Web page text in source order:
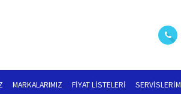
MARKALARIMIZ FIYAT LISTELERI